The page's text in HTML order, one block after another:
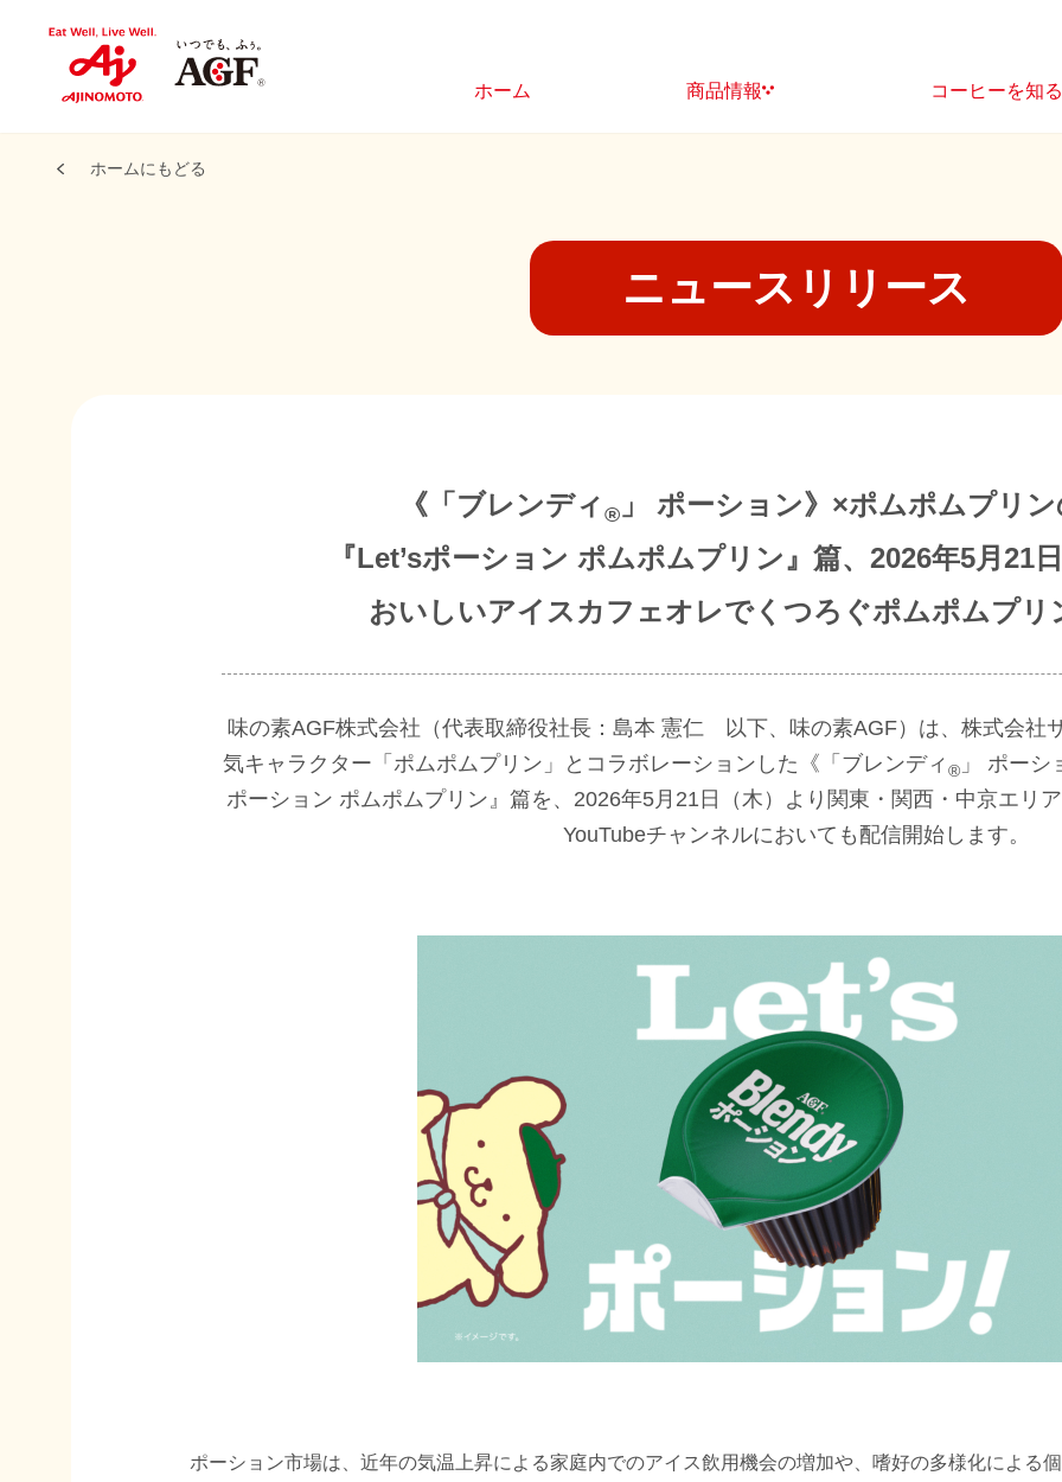
ホーム 商品情報 コーヒーを知
ホームにもどる
ニュースリリース
《「ブレンディ ®」 ポーション》×ポムポムプリン
『Let’sポーション ポムポムプリン』篇、2026年5月21
おいしいアイスカフェオレでくつろぐポムポムプリ
味の素AGF株式会社（代表取締役社長：島本 憲仁 以下、味の素AGF）は、株式会社
気キャラクター「ポムポムプリン」とコラボレーションした《「ブレンディ ® 」 ポーシ
ポーション ポムポムプリン』篇を、2026年5月21日（木）より関東・関西・中京エリ
YouTubeチャンネルにおいても配信開始します。
ポーション市場は、近年の気温上昇による家庭内でのアイス飲用機会の増加や、嗜好の多様化による